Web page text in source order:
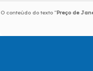
O conteúdo do texto "Preço de